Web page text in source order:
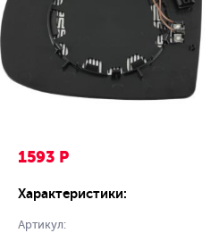
1593 Р
Характеристики:
Артикул: